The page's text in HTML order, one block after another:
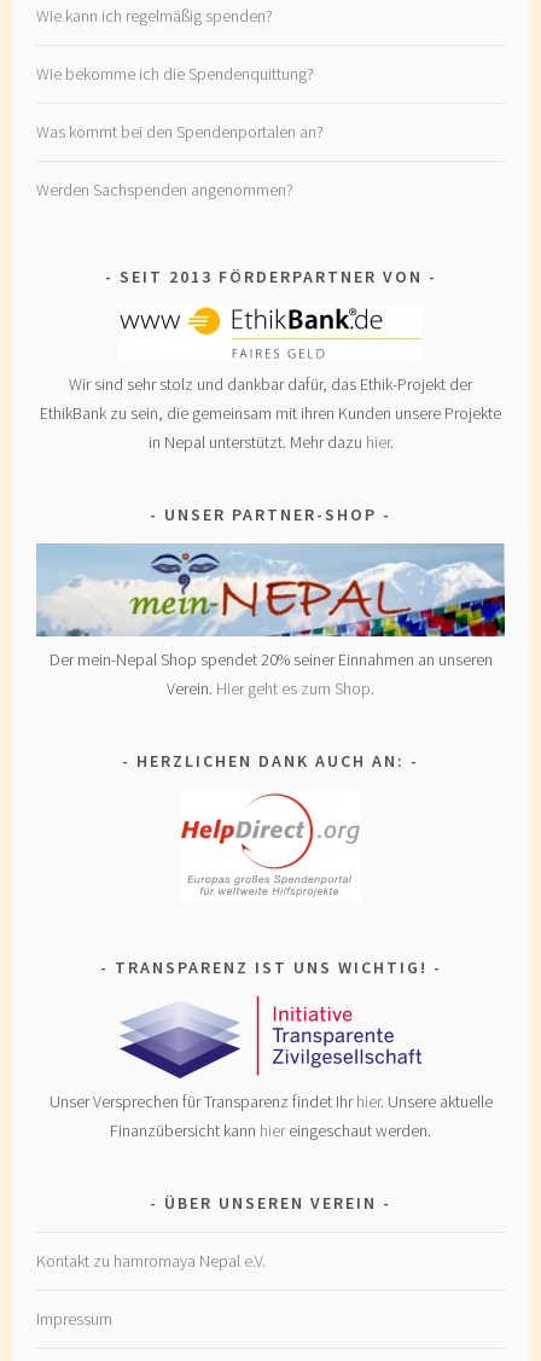
Wie kann ich regelmäßig spenden?
Wie bekomme ich die Spendenquittung?
Was kommt bei den Spendenportalen an?
Werden Sachspenden angenommen?
SEIT 2013 FÖRDERPARTNER VON
Wir sind sehr stolz und dankbar dafür, das Ethik-Projekt der
EthikBank zu sein, die gemeinsam mit ihren Kunden unsere Projekte
in Nepal unterstützt. Mehr dazu hier.
UNSER PARTNER-SHOP
Der mein-Nepal Shop spendet 20% seiner Einnahmen an unseren
Verein. Hier geht es zum Shop.
HERZLICHEN DANK AUCH AN:
TRANSPARENZ IST UNS WICHTIG!
Unser Versprechen für Transparenz findet Ihrhier. Unsere aktuelle
Finanzübersicht kann hiereingeschaut werden.
ÜBER UNSEREN VEREIN
Kontakt zu hamromaya Nepal e.V.
Impressum